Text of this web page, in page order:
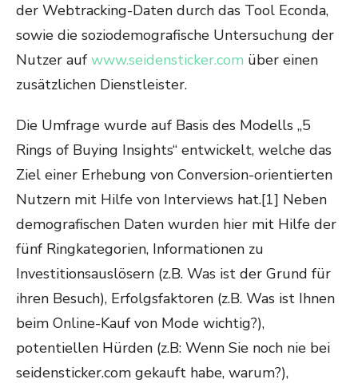
der Webtracking-Daten durch das Tool Econda,
sowie die soziodemografische Untersuchung der
Nutzer auf www.seidensticker.com über einen
zusätzlichen Dienstleister.
Die Umfrage wurde auf Basis des Modells „5
Rings of Buying Insights“ entwickelt, welche das
Ziel einer Erhebung von Conversion-orientierten
Nutzern mit Hilfe von Interviews hat.[1] Neben
demografischen Daten wurden hier mit Hilfe der
fünf Ringkategorien, Informationen zu
Investitionsauslösern (z.B. Was ist der Grund für
ihren Besuch), Erfolgsfaktoren (z.B. Was ist Ihnen
beim Online-Kauf von Mode wichtig?),
potentiellen Hürden (z.B: Wenn Sie noch nie bei
seidensticker.com gekauft habe, warum?),